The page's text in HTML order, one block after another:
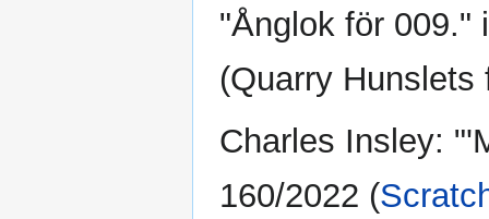
"Ånglok för 009."
(Quarry
Charles Insley:
160/2022 (